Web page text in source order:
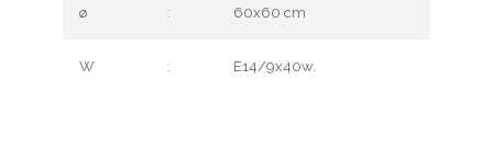
ø : 60x60 cm
W : E14/9x40w.